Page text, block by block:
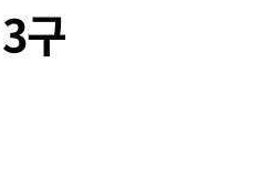
구